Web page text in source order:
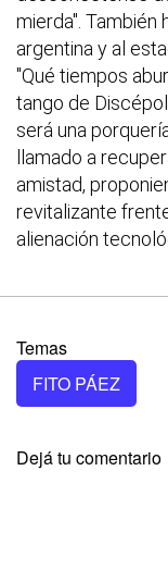
mierda". También
argentina y al
"Qué tiempos
tango de
será una
llamado a
amistad,
revitalizante
alienación
Temas
FITO PÁEZ
Dejá tu comentario